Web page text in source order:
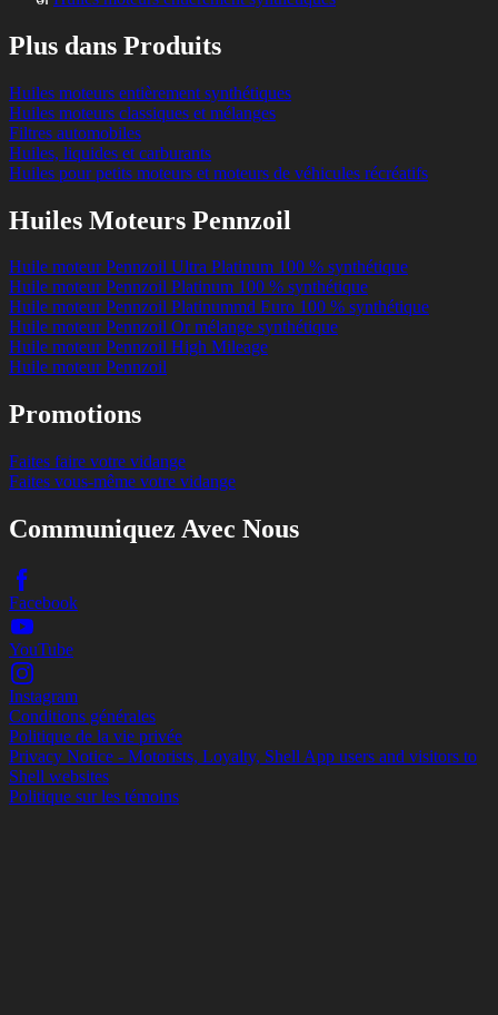
Plus dans Produits
Huiles moteurs entièrement synthétiques
Huiles moteurs classiques et mélanges
Filtres automobiles
Huiles, liquides et carburants
Huiles pour petits moteurs et moteurs de véhicules récréatifs
Huiles Moteurs Pennzoil
Huile moteur Pennzoil Ultra Platinum 100 % synthétique
Huile moteur Pennzoil Platinum 100 % synthétique
Huile moteur Pennzoil Platinummd Euro 100 % synthétique
Huile moteur Pennzoil Or mélange synthétique
Huile moteur Pennzoil High Mileage
Huile moteur Pennzoil
Promotions
Faites faire votre vidange
Faites vous-même votre vidange
Communiquez Avec Nous
Facebook
YouTube
Instagram
Conditions générales
Politique de la vie privée
Privacy Notice - Motorists, Loyalty, Shell App users and visitors to
Shell websites
Politique sur les témoins